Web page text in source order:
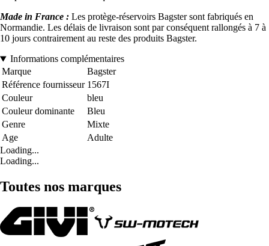
Made in France : Les protège-réservoirs Bagster sont fabriqués en
Normandie. Les délais de livraison sont par conséquent rallongés à 7 à
10 jours contrairement au reste des produits Bagster.
Informations complémentaires
Marque
Bagster
Référence fournisseur 1567I
Couleur
bleu
Couleur dominante
Bleu
Genre
Mixte
Age
Adulte
Loading...
Loading...
Toutes nos marques